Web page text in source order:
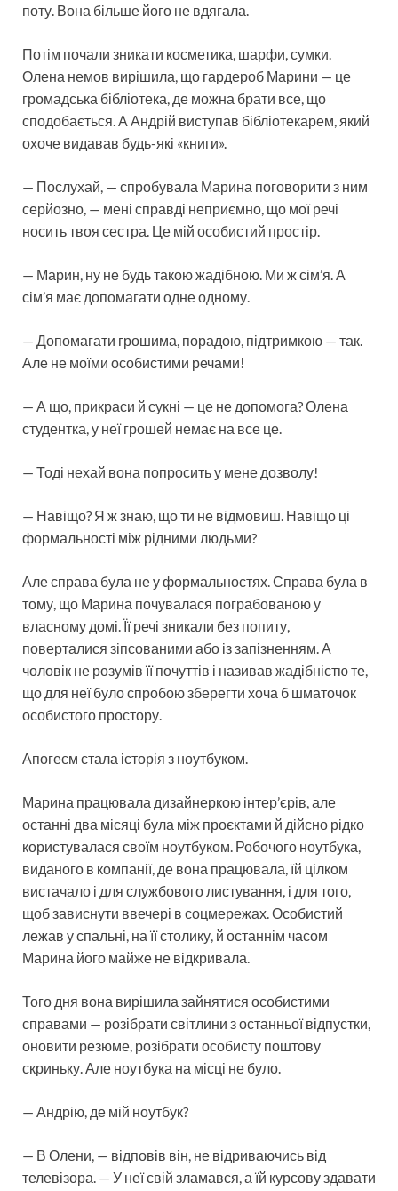
поту. Вона більше його не вдягала.
Потім почали зникати косметика, шарфи, сумки.
Олена немов вирішила, що гардероб Марини — це
громадська бібліотека, де можна брати все, що
сподобається. А Андрій виступав бібліотекарем, який
охоче видавав будь-які «книги».
— Послухай, — спробувала Марина поговорити з ним
серйозно, — мені справді неприємно, що мої речі
носить твоя сестра. Це мій особистий простір.
— Марин, ну не будь такою жадібною. Ми ж сім’я. А
сім’я має допомагати одне одному.
— Допомагати грошима, порадою, підтримкою — так.
Але не моїми особистими речами!
— А що, прикраси й сукні — це не допомога? Олена
студентка, у неї грошей немає на все це.
— Тоді нехай вона попросить у мене дозволу!
— Навіщо? Я ж знаю, що ти не відмовиш. Навіщо ці
формальності між рідними людьми?
Але справа була не у формальностях. Справа була в
тому, що Марина почувалася пограбованою у
власному домі. Її речі зникали без попиту,
поверталися зіпсованими або із запізненням. А
чоловік не розумів її почуттів і називав жадібністю те,
що для неї було спробою зберегти хоча б шматочок
особистого простору.
Апогеєм стала історія з ноутбуком.
Марина працювала дизайнеркою інтер’єрів, але
останні два місяці була між проєктами й дійсно рідко
користувалася своїм ноутбуком. Робочого ноутбука,
виданого в компанії, де вона працювала, їй цілком
вистачало і для службового листування, і для того,
щоб зависнути ввечері в соцмережах. Особистий
лежав у спальні, на її столику, й останнім часом
Марина його майже не відкривала.
Того дня вона вирішила зайнятися особистими
справами — розібрати світлини з останньої відпустки,
оновити резюме, розібрати особисту поштову
скриньку. Але ноутбука на місці не було.
— Андрію, де мій ноутбук?
— В Олени, — відповів він, не відриваючись від
телевізора. — У неї свій зламався, а їй курсову здавати